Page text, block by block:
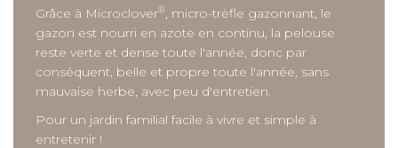
Grâce à Microclover®, micro-trèfle gazonnant, le
gazon est nourri en azote en continu, la pelouse
reste verte et dense toute l'année, donc par
conséquent, belle et propre toute l'année, sans
mauvaise herbe, avec peu d'entretien.
Pour un jardin familial facile à vivre et simple à
entretenir !